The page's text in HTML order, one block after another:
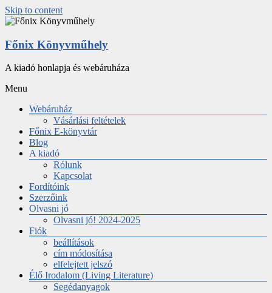
Skip to content
Főnix Könyvműhely
A kiadó honlapja és webáruháza
Menu
Webáruház
Vásárlási feltételek
Főnix E-könyvtár
Blog
A kiadó
Rólunk
Kapcsolat
Fordítóink
Szerzőink
Olvasni jó
Olvasni jó! 2024-2025
Fiók
beállítások
cím módosítása
elfelejtett jelszó
Élő Irodalom (Living Literature)
Segédanyagok